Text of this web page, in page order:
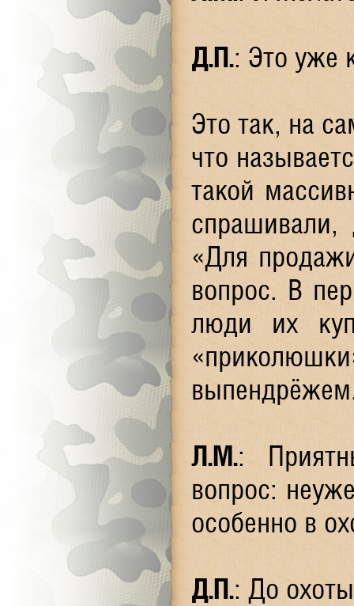
Д.П.: Это уже
Это так, на
что
такой
«Для
вопрос. В
люди их
Л.М.:
вопрос:
особенно в
Д.П.: До